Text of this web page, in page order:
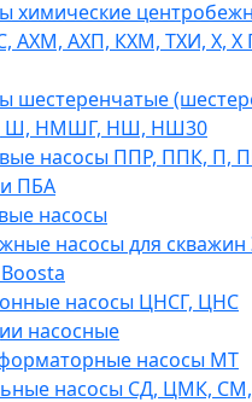
химические
АХМ, АХП, КХМ, ТХИ, Х, Х
шестеренчатые
НМШГ, НШ, НШ30
насосы ППР, ППК, П,
ПБА
насосы
насосы для
насосы ЦНСГ, ЦНС
насосные
насосы МТ
насосы СД, ЦМК,